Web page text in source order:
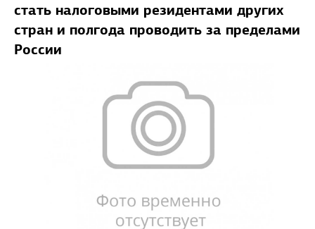
стать налоговыми резидентами других
стран и полгода проводить за пределами
России